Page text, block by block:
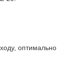
оптимально